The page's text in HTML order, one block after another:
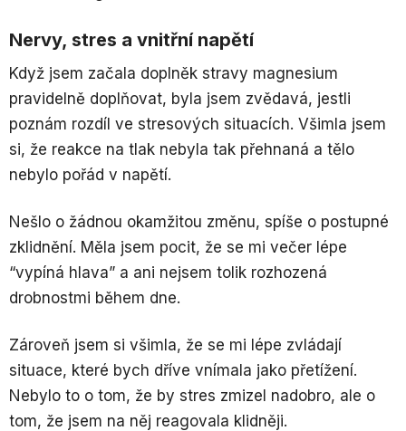
Nervy, stres a vnitřní napětí
Když jsem začala doplněk stravy magnesium
pravidelně doplňovat, byla jsem zvědavá, jestli
poznám rozdíl ve stresových situacích. Všimla jsem
si, že reakce na tlak nebyla tak přehnaná a tělo
nebylo pořád v napětí.
Nešlo o žádnou okamžitou změnu, spíše o postupné
zklidnění. Měla jsem pocit, že se mi večer lépe
“vypíná hlava” a ani nejsem tolik rozhozená
drobnostmi během dne.
Zároveň jsem si všimla, že se mi lépe zvládají
situace, které bych dříve vnímala jako přetížení.
Nebylo to o tom, že by stres zmizel nadobro, ale o
tom, že jsem na něj reagovala klidněji.